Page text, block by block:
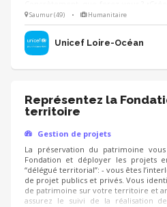
autour du sport, de la culture…
l’enfant et collecter des fonds •Co-
•Décliner les grands temps forts
Saumur (49) • Humanitaire
Unicef Loire-Océan
Représentez la
territoire
Gestion de projets
La préservation du patrimoine
Fondation et déployer les projets
“délégué territorial”: - vous êtes
de projet publics et privés. Vous
de patrimoine sur votre territoire et
assurez le suivi de la réalisation